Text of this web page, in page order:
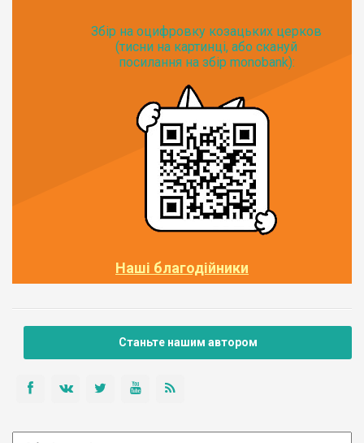
Збір на оцифровку козацьких церков
(тисни на картинці, або скануй
посилання на збір monobank):
Наші благодійники
Станьте нашим автором